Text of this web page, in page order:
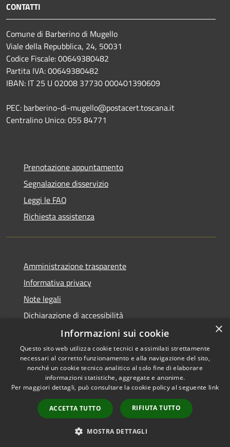
CONTATTI
Comune di Barberino di Mugello
Viale della Repubblica, 24, 50031
Codice Fiscale: 00649380482
Partita IVA: 00649380482
IBAN: IT 25 U 02008 37730 000401390609
PEC: barberino-di-mugello@postacert.toscana.it
Centralino Unico: 055 84771
Prenotazione appuntamento
Segnalazione disservizio
Leggi le FAQ
Richiesta assistenza
Amministrazione trasparente
Informativa privacy
Note legali
Dichiarazione di accessibilità
Accessibilità
Privacy
Mappa del sito
Copyright © 2026 • Comune di
Barberino di Mugello •
Powered byMunicipium •
Accesso redazione
×
Informazioni sui cookie
Questo sito web utilizza cookie tecnici e assimilati strettamente
necessari al corretto funzionamento e alla navigazione del sito,
nonché un cookie tecnico analitico al solo fine di elaborare
informazioni statistiche, aggregate e anonime.
Per maggiori dettagli, può consultare la cookie policy al seguente link
ACCETTA TUTTO RIFIUTA TUTTO
MOSTRA DETTAGLI